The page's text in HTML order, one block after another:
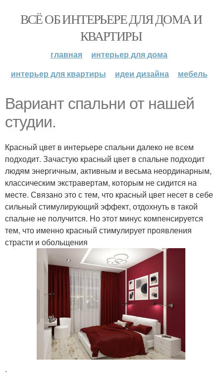
ВСЁ ОБ ИНТЕРЬЕРЕ ДЛЯ ДОМА И
КВАРТИРЫ
главная
интерьер для дома
интерьер для квартиры
идеи дизайна мебель
Вариант спальни от нашей
студии.
Красный цвет в интерьере спальни далеко не всем
подходит. Зачастую красный цвет в спальне подходит
людям энергичным, активным и весьма неординарным,
классическим экстравертам, которым не сидится на
месте. Связано это с тем, что красный цвет несет в себе
сильный стимулирующий эффект, отдохнуть в такой
спальне не получится. Но этот минус компенсируется
тем, что именно красный стимулирует проявления
страсти и обольщения
.